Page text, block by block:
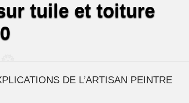
tuile et toiture
DE L’ARTISAN PEINTRE